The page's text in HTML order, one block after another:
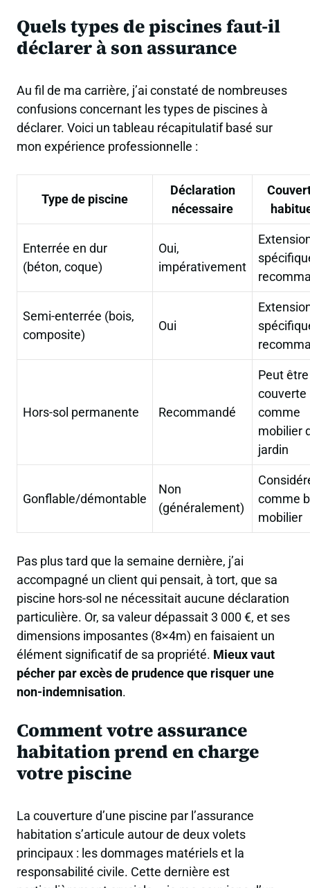
Quels types de piscines faut-il
déclarer à son assurance
Au fil de ma carrière, j’ai constaté de nombreuses
confusions concernant les types de piscines à
déclarer. Voici un tableau récapitulatif basé sur
mon expérience professionnelle :
Type de piscine
Déclaration
nécessaire
Enterrée en dur
(béton, coque)
Oui,
impérativement
Semi-enterrée (bois,
composite)
Oui
Hors-sol permanente Recommandé
Peut être
couverte
comme
mobilier
jardin
Gonflable/démontable
Non
(généralement)
comme
mobilier
Pas plus tard que la semaine dernière, j’ai
accompagné un client qui pensait, à tort, que sa
piscine hors-sol ne nécessitait aucune déclaration
particulière. Or, sa valeur dépassait 3 000 €, et ses
dimensions imposantes (8×4m) en faisaient un
élément significatif de sa propriété. Mieux vaut
pécher par excès de prudence que risquer une
non-indemnisation.
Comment votre assurance
habitation prend en charge
votre piscine
La couverture d’une piscine par l’assurance
habitation s’articule autour de deux volets
principaux : les dommages matériels et la
responsabilité civile. Cette dernière est